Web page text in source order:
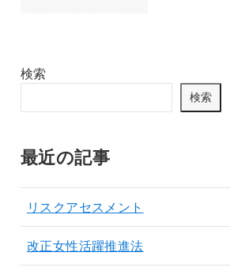
検索
検索
最近の記事
リスクアセスメント
改正女性活躍推進法